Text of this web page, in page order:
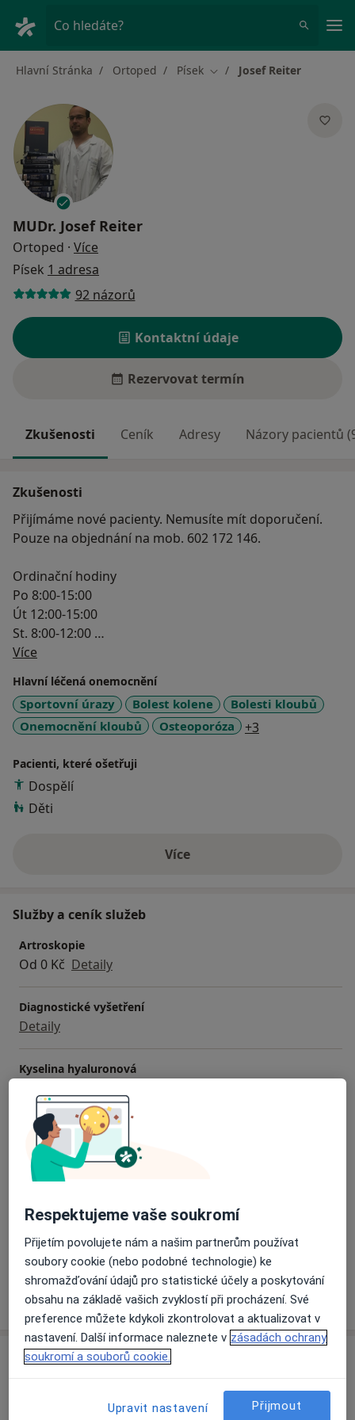
Co hledáte?
Hlavní Stránka Ortoped Písek Změna města
Josef Reiter
MUDr. Josef Reiter
Ortoped · Více
Písek 1 adresa
92 názorů
Kontaktní údaje
Rezervovat termín
Zkušenosti Ceník Adresy Názory pacientů
Zkušenosti
Přijímáme nové pacienty. Nemusíte mít doporučení.
Pouze na objednání na mob. 602 172 146.
Ordinační hodiny
Po 8:00-15:00
Út 12:00-15:00
St. 8:00-12:00
Čt. 8:00-12:00
Pá operační den v Nemocnici Písek a.s.
Adresa Tyršova 53/2, Písek, 39701 - vstup naproti
Divadlu Pod Čarou, Domu podlah
mobil na objednávání 602 172 146.
smluvní pojišťovny 111 VZP, 211 ZPMV ČR, 201 VoZP,
https://fb.com/book/551435155380361/
Více
Hlavní léčená onemocnění
Sportovní úrazy Bolest kolene
Bolesti kloubů
Onemocnění kloubů
Osteoporóza +3
Pacienti, které ošetřuji
Dospělí
Děti
Víceo zkušenostech
Služby a ceník služeb
Artroskopie
Od 0 Kč Detaily
Diagnostické vyšetření
Detaily
Kyselina hyaluronová
Operace šlachy
Od 500 Kč Detaily
Od 0 Kč Detaily
+1 služba
Jak fungují ceny?
Adresa
Ortopedie a traumatologie MUDr. Reiter
Respektujeme vaše soukromí
Přijetím povolujete nám a našim partnerům používat
soubory cookie (nebo podobné technologie) ke
shromažďování údajů pro statistické účely a poskytování
obsahu na základě vašich zvyklostí při procházení. Své
preference můžete kdykoli zkontrolovat a aktualizovat v
nastavení. Další informace naleznete v zásadách ochrany
soukromí a souborů cookie.
Upravit nastavení Přijmout